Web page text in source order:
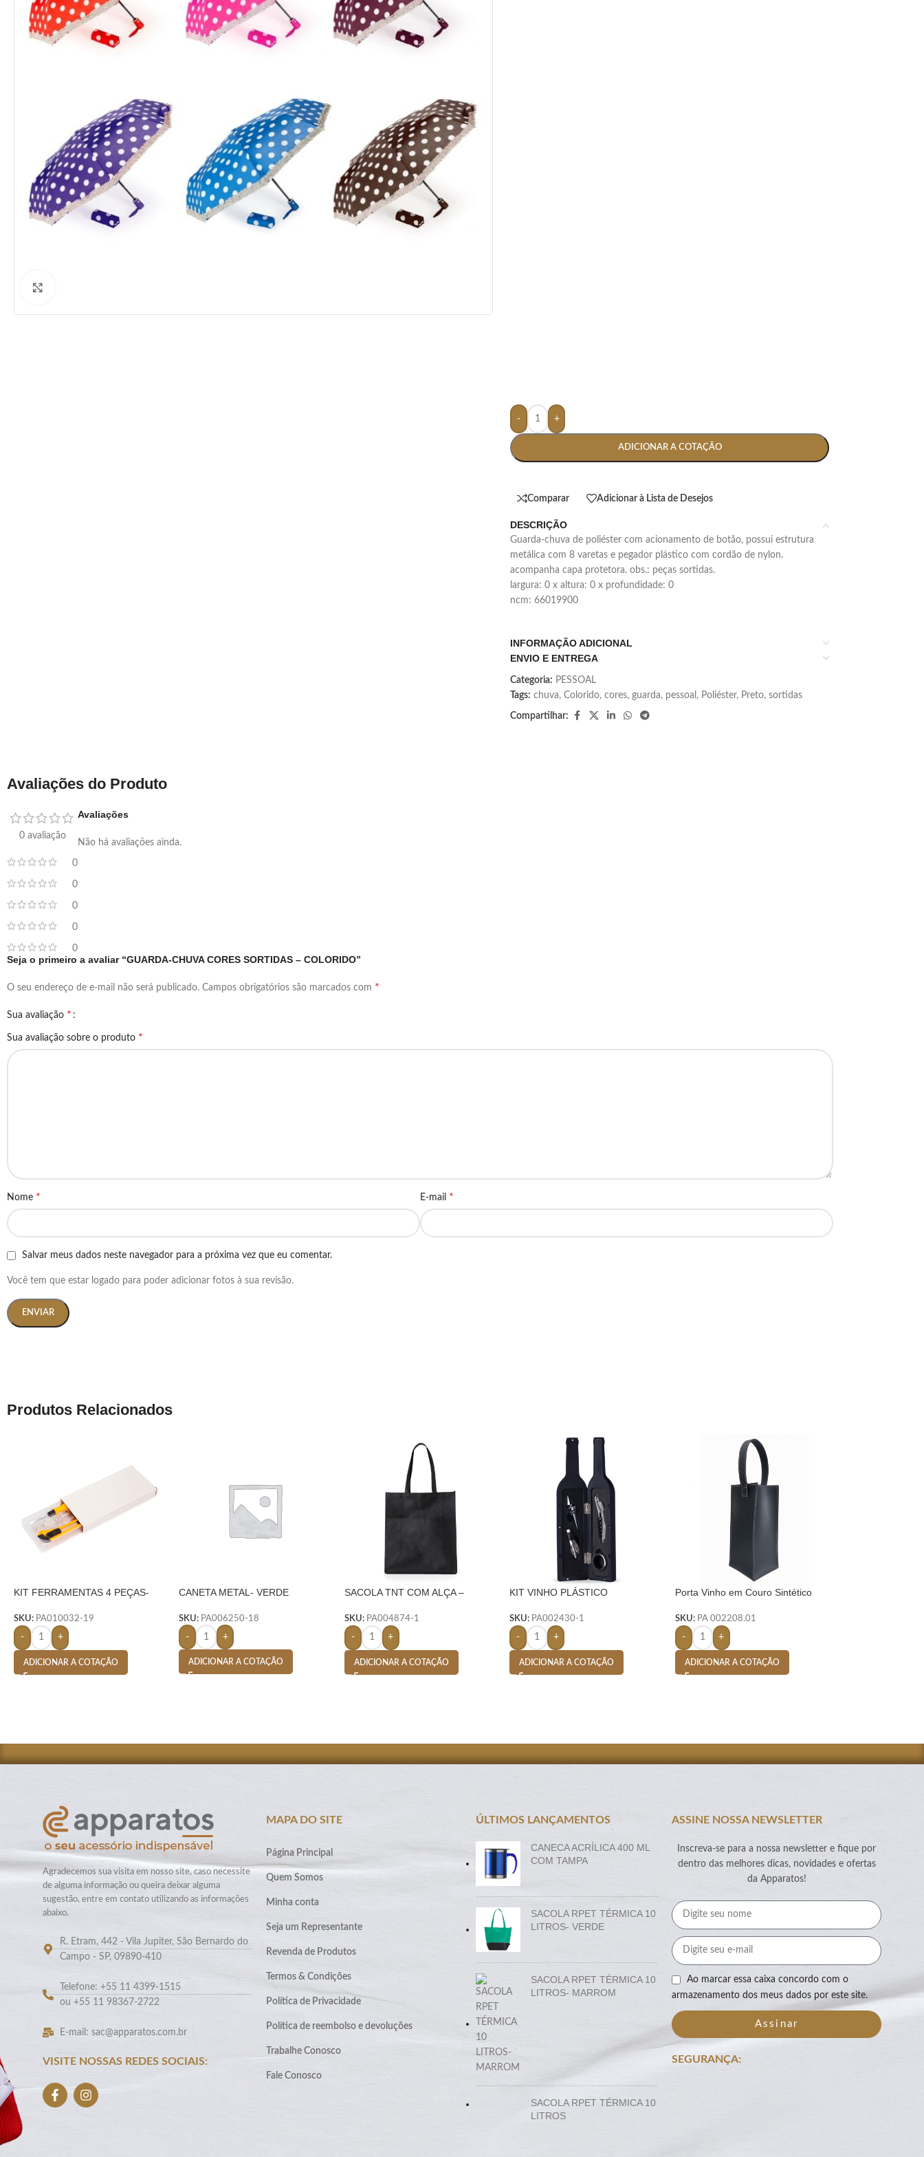
- +
ADICIONAR A COTAÇÃO
Comparar Adicionar à Lista de Desejos
DESCRIÇÃO
guarda-chuva de poliéster com acionamento de botão, possui estrutura
metálica com 8 varetas e pegador plástico com cordão de nylon.
acompanha capa protetora. obs.: peças sortidas.
largura: 0 x altura: 0 x profundidade: 0
ncm: 66019900
INFORMAÇÃO ADICIONAL
ENVIO E ENTREGA
Categoria: PESSOAL
Tags: chuva, Colorido, cores, guarda, pessoal , Poliéster, Preto, sortidas
Compartilhar:
Avaliações do Produto
0 avaliação
0
0
0
0
0
Avaliações
Não há avaliações ainda.
Seja o primeiro a avaliar “GUARDA-CHUVA CORES SORTIDAS – COLORIDO”
O seu endereço de e-mail não será publicado. Campos obrigatórios são marcados com *
Sua avaliação *
Sua avaliação sobre o produto *
Nome * E-mail *
Salvar meus dados neste navegador para a próxima vez que eu comentar.
Você tem que estar logado para poder adicionar fotos à sua revisão.
Produtos Relacionados
KIT FERRAMENTAS 4 PEÇAS-
SKU: PA010032-19
- +
ADICIONAR A COTAÇÃO
CANETA METAL- VERDE
SKU: PA006250-18
- +
ADICIONAR A COTAÇÃO
SACOLA TNT COM ALÇA –
SKU: PA004874-1
- +
ADICIONAR A COTAÇÃO
KIT VINHO PLÁSTICO
FORMATO GARRAFA – PRETO
SKU: PA002430-1
- +
ADICIONAR A COTAÇÃO
Porta Vinho em Couro Sintético
SKU: PA 002208.01
- +
ADICIONAR A COTAÇÃO
Agradecemos sua visita em nosso site, caso necessite
de alguma informação ou queira deixar alguma
sugestão, entre em contato utilizando as informações
abaixo.
R. Etram, 442 - Vila Jupiter, São Bernardo do
Campo - SP, 09890-410
Telefone: +55 11 4399-1515
ou +55 11 98367-2722
E-mail: sac@apparatos.com.br
VISITE NOSSAS REDES SOCIAIS:
MAPA DO SITE
Página Principal
Quem Somos
Minha conta
Seja um Representante
Revenda de Produtos
Termos & Condições
Política de Privacidade
Política de reembolso e devoluções
Trabalhe Conosco
Fale Conosco
ÚLTIMOS LANÇAMENTOS
CANECA ACRÍLICA 400 ML
COM TAMPA
SACOLA RPET TÉRMICA 10
LITROS- VERDE
SACOLA RPET TÉRMICA 10
LITROS- MARROM
SACOLA RPET TÉRMICA 10
LITROS
ASSINE NOSSA NEWSLETTER
Inscreva-se para a nossa newsletter e fique por
dentro das melhores dicas, novidades e ofertas
da Apparatos!
Ao marcar essa caixa concordo com o
armazenamento dos meus dados por este site.
Assinar
SEGURANÇA: